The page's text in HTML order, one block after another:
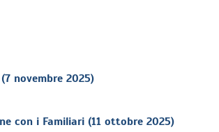
novembre 2025)
con i Familiari (11 ottobre 2025)